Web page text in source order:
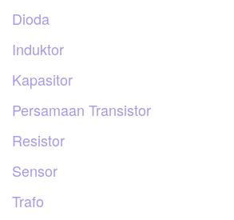
Dioda
Induktor
Kapasitor
Persamaan Transistor
Resistor
Sensor
Trafo